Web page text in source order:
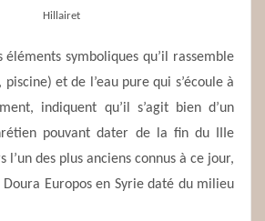
Hillairet
éléments symboliques qu’il rassemble
et de l’eau pure qui s’écoule à
indiquent qu’il s’agit bien d’un
pouvant dater de la fin du IIIe
l’un des plus anciens connus à ce jour,
Europos en Syrie daté du milieu